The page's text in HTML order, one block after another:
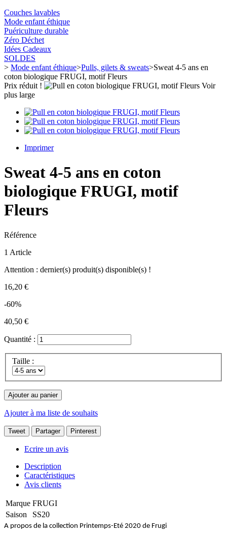
Couches lavables
Mode enfant éthique
Puériculture durable
Zéro Déchet
Idées Cadeaux
SOLDES
> Mode enfant éthique>Pulls, gilets & sweats>Sweat 4-5 ans en
coton biologique FRUGI, motif Fleurs
Prix réduit !
Voir
plus large
Imprimer
Sweat 4-5 ans en coton
biologique FRUGI, motif
Fleurs
Référence
1 Article
Attention : dernier(s) produit(s) disponible(s) !
16,20 €
-60%
40,50 €
Quantité :
Taille :
Ajouter au panier
Ajouter à ma liste de souhaits
Tweet Partager Pinterest
Ecrire un avis
Description
Caractéristiques
Avis clients
Marque FRUGI
Saison
SS20
A propos de la collection Printemps-Eté 2020 de Frugi